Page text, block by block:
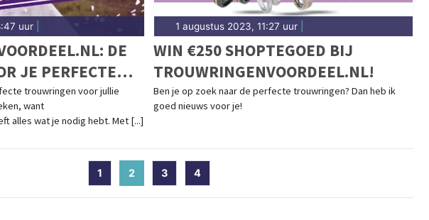
uur
DE
JE PERFECTE
trouwringen voor jullie
want
alles wat je nodig hebt. Met [...]
1 augustus 2023, 11:27 uur|
WIN €250 SHOPTEGOED BIJ
TROUWRINGENVOORDEEL.NL!
Ben je op zoek naar de perfecte trouwringen? Dan heb ik
goed nieuws voor je!
1 2(current)
3 4